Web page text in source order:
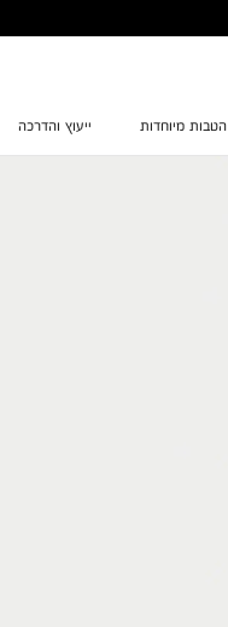
הטבות מיוחדות ייעוץ והדרכה